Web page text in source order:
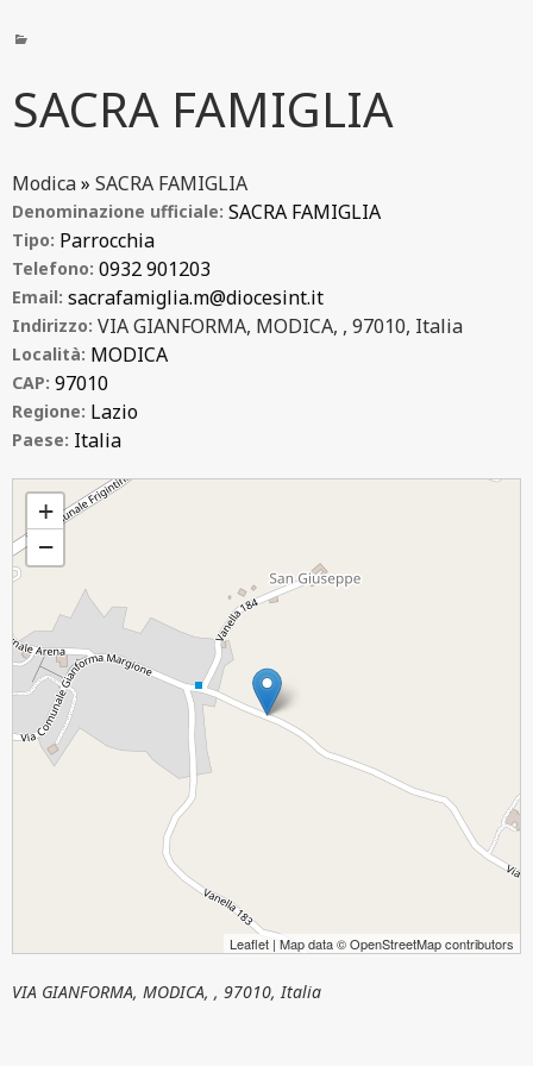
SACRA FAMIGLIA
Modica» SACRA FAMIGLIA
Denominazione ufficiale: SACRA FAMIGLIA
Tipo: Parrocchia
Telefono: 0932 901203
Email: sacrafamiglia.m@diocesint.it
Indirizzo: VIA GIANFORMA, MODICA, , 97010, Italia
Località: MODICA
CAP: 97010
Regione: Lazio
Paese: Italia
SACRA FAMIGLIA
+
−
Leaflet | Map data ©OpenStreetMapcontributors
VIA GIANFORMA, MODICA, , 97010, Italia